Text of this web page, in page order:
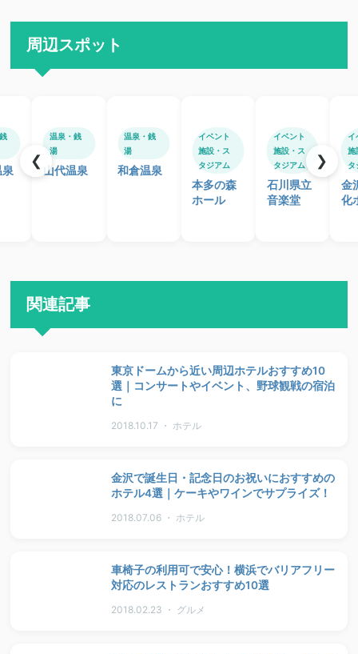
周辺スポット
温泉・銭
湯
山代温泉
温泉・銭
湯
和倉温泉
イベント
施設・ス
タジアム
本多の森
ホール
イベント
施設・ス
タジアム
石川県立
音楽堂
イ
施
タ
金
化
❮ ❯
関連記事
東京ドームから近い周辺ホテルおすすめ10
選｜コンサートやイベント、野球観戦の宿泊
に
2018.10.17 ・ ホテル
金沢で誕生日・記念日のお祝いにおすすめの
ホテル4選｜ケーキやワインでサプライズ！
2018.07.06 ・ ホテル
車椅子の利用可で安心！横浜でバリアフリー
対応のレストランおすすめ10選
2018.02.23 ・ グルメ